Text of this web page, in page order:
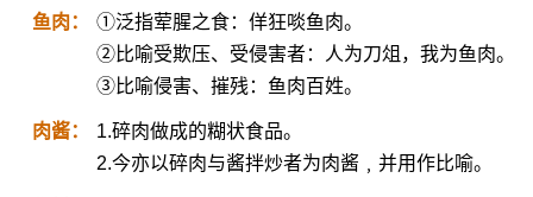
鱼肉：
①泛指荤腥之食：佯狂啖鱼肉。
②比喻受欺压、受侵害者：人为刀俎，我为鱼肉。
③比喻侵害、摧残：鱼肉百姓。
肉酱：
1.碎肉做成的糊状食品。
2.今亦以碎肉与酱拌炒者为肉酱﹐并用作比喻。